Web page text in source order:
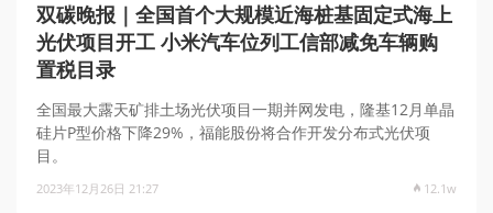
双碳晚报｜全国首个大规模近海桩基固定式海上
光伏项目开工 小米汽车位列工信部减免车辆购
置税目录
全国最大露天矿排土场光伏项目一期并网发电，隆基12月单晶
硅片P型价格下降29%，福能股份将合作开发分布式光伏项
目。
2023年12月26日 21:27 12.1w